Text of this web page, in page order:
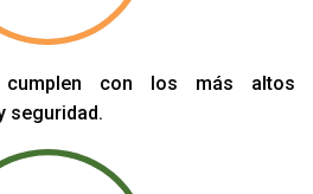
cumplen con los más altos
seguridad.